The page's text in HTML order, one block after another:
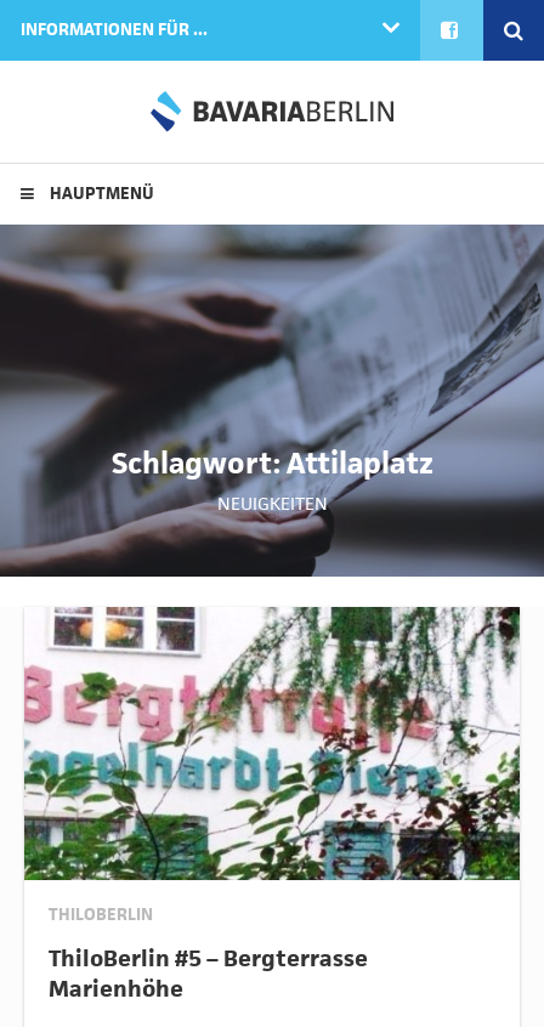
INFORMATIONEN FÜR ... FACEBOOK
HAUPTMENÜ
Schlagwort:Attilaplatz
NEUIGKEITEN
THILOBERLIN
ThiloBerlin #5 – Bergterrasse
Marienhöhe